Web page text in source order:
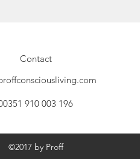
Contact
910 003 196
©2017 by Proff